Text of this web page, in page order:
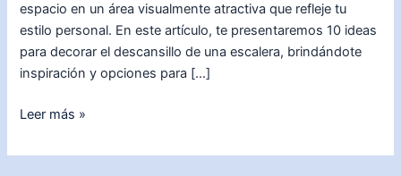
espacio en un área visualmente atractiva que refleje tu
estilo personal. En este artículo, te presentaremos 10 ideas
para decorar el descansillo de una escalera, brindándote
inspiración y opciones para […]
Cómo
el
Leer más »